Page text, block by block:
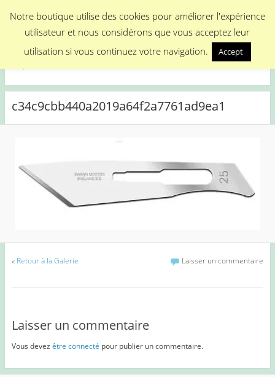
Menu
Medical Promotion
c34c9cbb440a2019a64f2a7761ad9ea1
« Retour à la Galerie Laisser un commentaire
Laisser un commentaire
Vous devez être connecté pour publier un commentaire.
Notre boutique utilise des cookies pour améliorer l'expérience
utilisateur et nous considérons que vous acceptez leur
utilisation si vous continuez votre navigation.
Accept